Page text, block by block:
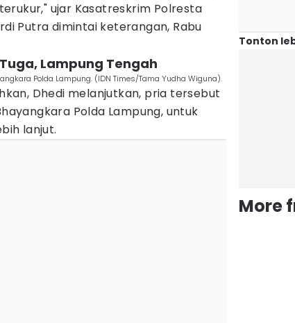
ujar Kasatreskrim Polresta
Putra dimintai keterangan, Rabu
Lampung Tengah
Polda Lampung. (IDN Times/Tama Yudha Wiguna).
Dhedi melanjutkan, pria tersebut
Polda Lampung, untuk
lanjut.
Tonton
More